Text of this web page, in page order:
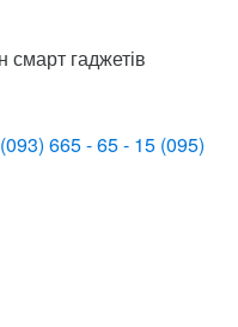
(093) 665 - 65 - 15 (095)